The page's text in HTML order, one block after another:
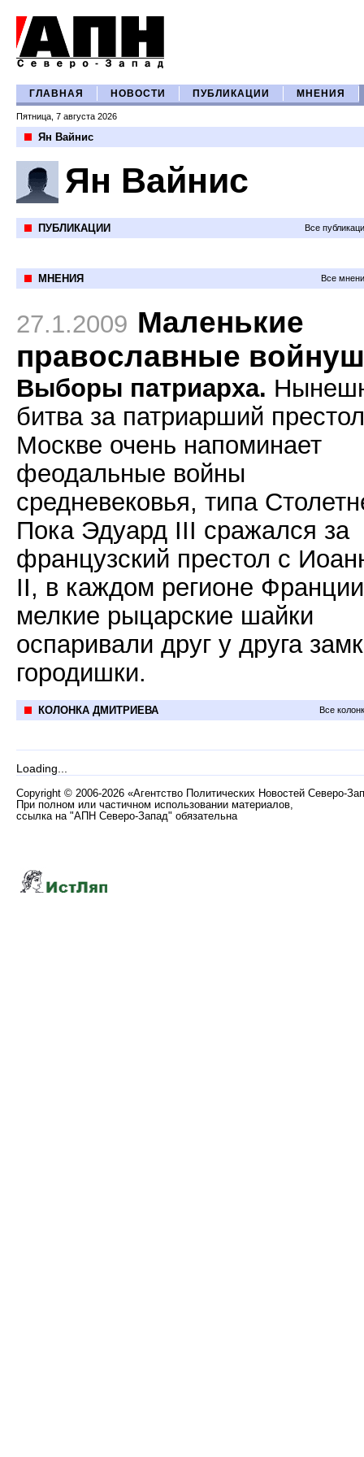
ГЛАВНАЯ НОВОСТИ ПУБЛИКАЦИИ МНЕНИЯ
Пятница, 7 августа 2026
Ян Вайнис
Ян Вайнис
ПУБЛИКАЦИИ Все
МНЕНИЯ Все
27.1.2009 Маленькие
православные
Выборы патриарха.
битва за патриарший
Москве очень напоминает
феодальные войны
средневековья, типа
Пока Эдуард III сражался за
французский престол с
II, в каждом регионе Франции
мелкие рыцарские шайки
оспаривали друг у друга
городишки.
КОЛОНКА ДМИТРИЕВА Все
Loading...
Copyright © 2006-2026 «Агентство Политических Новостей Северо-
При полном или частичном использовании материалов,
ссылка на "АПН Северо-Запад" обязательна